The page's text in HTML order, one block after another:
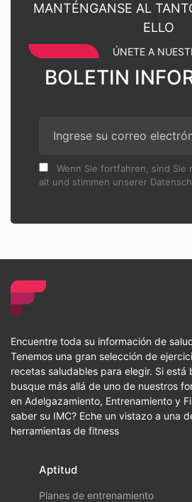
MANTÉNGANSE AL
ELLO
ÚNETE A
BOLETIN
Wenn Sie fortfahren, sind Sie
alt und stimmen unserer
Encuentre toda su información de
Tenemos una gran selección de
recetas saludables para elegir. Si está
busque más allá de uno de nuestros
en Adelgazamiento, Entrenamiento y
saber su IMC? Eche un vistazo a una
herramientas de fitness
Aptitud
Planes de entrenamiento